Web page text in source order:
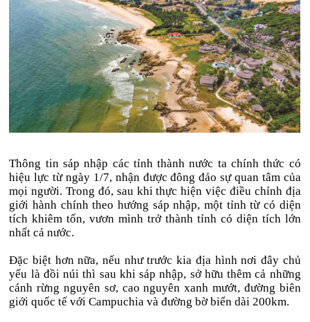
Thông tin sáp nhập các tỉnh thành nước ta chính thức có
hiệu lực từ ngày 1/7, nhận được đông đảo sự quan tâm của
mọi người. Trong đó, sau khi thực hiện việc điều chỉnh địa
giới hành chính theo hướng sáp nhập, một tỉnh từ có diện
tích khiêm tốn, vươn mình trở thành tỉnh có diện tích lớn
nhất cả nước.
Đặc biệt hơn nữa, nếu như trước kia địa hình nơi đây chủ
yếu là đồi núi thì sau khi sáp nhập, sở hữu thêm cả những
cánh rừng nguyên sơ, cao nguyên xanh mướt, đường biên
giới quốc tế với Campuchia và đường bờ biển dài 200km.